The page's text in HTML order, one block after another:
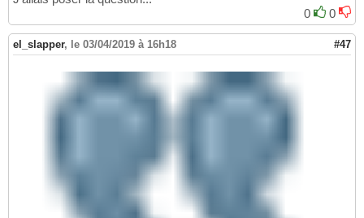
0
0
el_slapper, le 03/04/2019 à 16h18 #47